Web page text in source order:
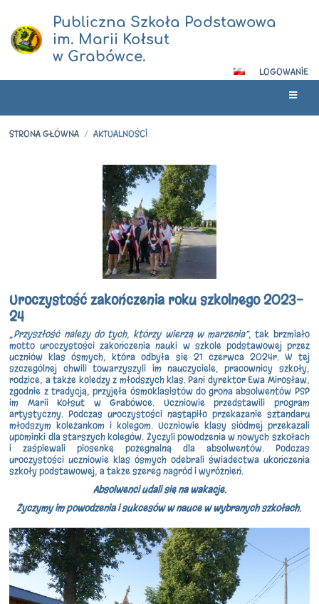
Publiczna Szkoła Podstawowa
im. Marii Kołsut
w Grabówce.
LOGOWANIE
STRONA GŁÓWNA / AKTUALNOŚCI
Uroczystość zakończenia roku szkolnego 2023-
24
„Przyszłość należy do tych, którzy wierzą w marzenia”, tak brzmiało
motto uroczystości zakończenia nauki w szkole podstawowej przez
uczniów klas ósmych, która odbyła się 21 czerwca 2024r. W tej
szczególnej chwili towarzyszyli im nauczyciele, pracownicy szkoły,
rodzice, a także koledzy z młodszych klas. Pani dyrektor Ewa Mirosław,
zgodnie z tradycją, przyjęła ósmoklasistów do grona absolwentów PSP
im Marii Kołsut w Grabówce. Uczniowie przedstawili program
artystyczny. Podczas uroczystości nastąpiło przekazanie sztandaru
młodszym koleżankom i kolegom. Uczniowie klasy siódmej przekazali
upominki dla starszych kolegów. Życzyli powodzenia w nowych szkołach
i zaśpiewali piosenkę pożegnalną dla absolwentów. Podczas
uroczystości uczniowie klas ósmych odebrali świadectwa ukończenia
szkoły podstawowej, a także szereg nagród i wyróżnień.
Absolwenci udali się na wakacje.
Życzymy im powodzenia i sukcesów w nauce w wybranych szkołach.